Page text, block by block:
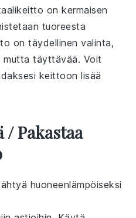
on kermaisen
tuoreesta
on täydellinen valinta,
täyttävää. Voit
keittoon lisää
/ Pakastaa
huoneenlämpöiseksi